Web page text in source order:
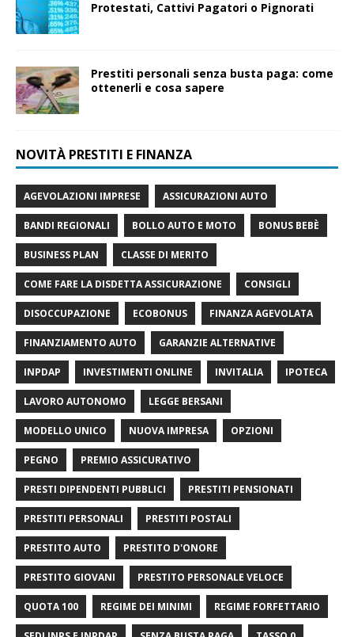
Protestati, Cattivi Pagatori o Pignorati
Prestiti personali senza busta paga: come
ottenerli e cosa sapere
NOVITÀ PRESTITI E FINANZA
AGEVOLAZIONI IMPRESE ASSICURAZIONI AUTO
BANDI REGIONALI BOLLO AUTO E MOTO BONUS BEBÈ
BUSINESS PLAN CLASSE DI MERITO
COME FARE LA DISDETTA ASSICURAZIONE CONSIGLI
DISOCCUPAZIONE ECOBONUS FINANZA AGEVOLATA
FINANZIAMENTO AUTO GARANZIE ALTERNATIVE
INPDAP INVESTIMENTI ONLINE INVITALIA IPOTECA
LAVORO AUTONOMO LEGGE BERSANI
MODELLO UNICO NUOVA IMPRESA OPZIONI
PEGNO PREMIO ASSICURATIVO
PRESTI DIPENDENTI PUBBLICI PRESTITI PENSIONATI
PRESTITI PERSONALI PRESTITI POSTALI
PRESTITO AUTO PRESTITO D'ONORE
PRESTITO GIOVANI PRESTITO PERSONALE VELOCE
QUOTA 100 REGIME DEI MINIMI REGIME FORFETTARIO